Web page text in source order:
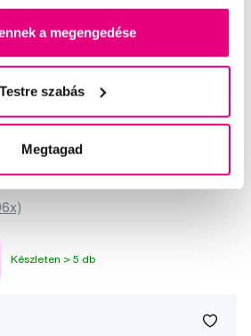
a megengedése
Testre szabás
Megtagad
Készleten > 5 db